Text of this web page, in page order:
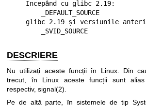
        _SVID_SOURCE
DESCRIERE
Nu utilizați aceste funcții în Linux. Din
trecut, în Linux aceste funcții sunt
respectiv, signal(2)
Pe de altă parte, în sistemele de tip